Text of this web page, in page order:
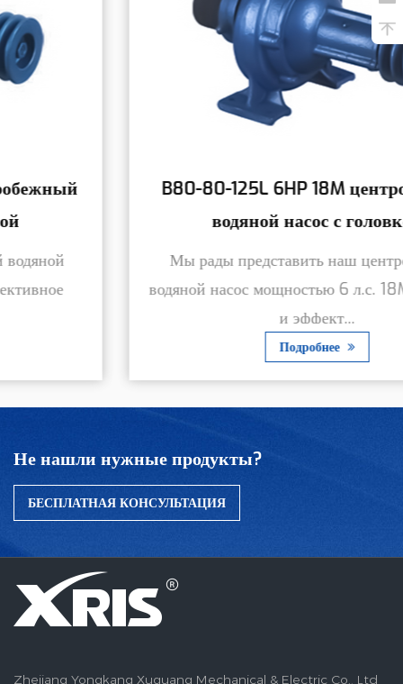
B80-80-125L 6HP 18M центробежный
водяной насос с головкой
Мы рады представить наш центробежный
водяной насос мощностью 6 л.с. 18M, надежное
Не нашли нужные продукты?
БЕСПЛАТНАЯ КОНСУЛЬТАЦИЯ
Zhejiang Yongkang Xuguang Mechanical & Electric Co., Ltd